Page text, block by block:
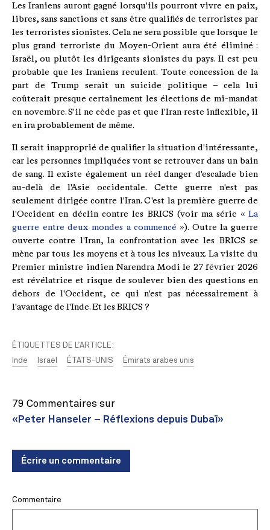
Les Iraniens auront gagné lorsqu'ils pourront vivre en paix,
libres, sans sanctions et sans être qualifiés de terroristes par
les terroristes sionistes. Cela ne sera possible que lorsque le
plus grand terroriste du Moyen-Orient aura été éliminé :
Israël, ou plutôt les dirigeants sionistes du pays. Il est peu
probable que les Iraniens reculent. Toute concession de la
part de Trump serait un suicide politique – cela lui
coûterait presque certainement les élections de mi-mandat
en novembre. S'il ne cède pas et que l'Iran reste inflexible, il
en ira probablement de même.
Il serait inapproprié de qualifier la situation d'intéressante,
car les personnes impliquées vont se retrouver dans un bain
de sang. Il existe également un réel danger d'escalade bien
au-delà de l'Asie occidentale. Cette guerre n'est pas
seulement dirigée contre l'Iran. C'est la première guerre de
l'Occident en déclin contre les BRICS (voir ma série « La
guerre entre deux mondes a commencé »). Outre la guerre
ouverte contre l'Iran, la confrontation avec les BRICS se
mène par tous les moyens et à tous les niveaux. La visite du
Premier ministre indien Narendra Modi le 27 février 2026
est révélatrice et risque de soulever bien des questions en
dehors de l'Occident, ce qui n'est pas nécessairement à
l'avantage de l'Inde. Et les BRICS ?
ÉTIQUETTES DE L’ARTICLE:
Inde
Israël ÉTATS-UNIS Émirats arabes unis
79 Commentaires sur
«Peter Hanseler – Réflexions depuis Dubaï»
Écrire un commentaire
Commentaire